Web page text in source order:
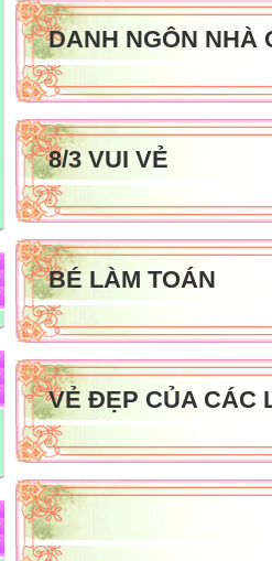
DANH NGÔN NHÀ
8/3 VUI VẺ
BÉ LÀM TOÁN
VẺ ĐẸP CỦA CÁC